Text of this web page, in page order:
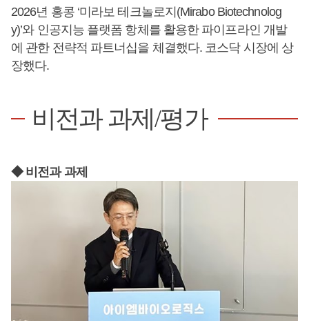
2026년 홍콩 ‘미라보 테크놀로지(Mirabo Biotechnolog
y)’와 인공지능 플랫폼 항체를 활용한 파이프라인 개발
에 관한 전략적 파트너십을 체결했다. 코스닥 시장에 상
장했다.
비전과 과제/평가
◆ 비전과 과제